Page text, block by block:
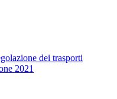
dei trasporti
2021